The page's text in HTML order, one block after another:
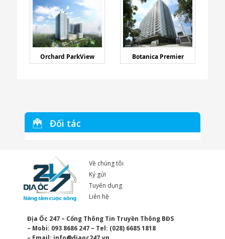
Orchard ParkView Botanica Premier
Đối tác
Về chúng tôi
Ký gửi
Tuyển dụng
Liên hệ
Địa Ốc 247 – Cổng Thông Tin Truyền Thông BĐS
– Mobi: 093 8686 247 – Tel: (028) 6685 1818